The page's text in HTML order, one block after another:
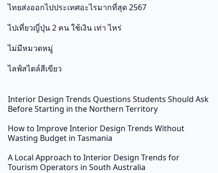
ไทยส่งออกไปประเทศอะไรมากที่สุด 2567
ไปเที่ยวญี่ปุ่น 2 คน ใช้เงิน เท่า ไหร่
ไม่มีหมวดหมู่
ไลฟ์สไตล์สีเขียว
Interior Design Trends Questions Students Should Ask
Before Starting in the Northern Territory
How to Improve Interior Design Trends Without
Wasting Budget in Tasmania
A Local Approach to Interior Design Trends for
Tourism Operators in South Australia